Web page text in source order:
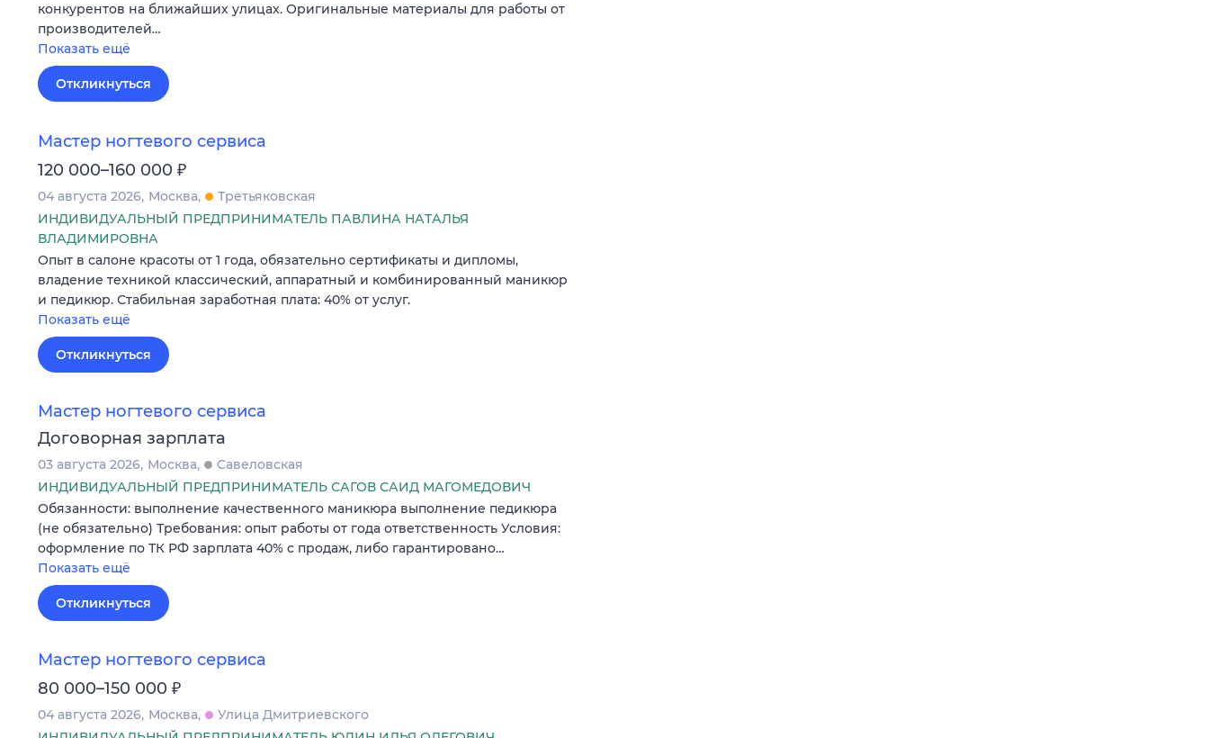
конкурентов на ближайших улицах. Оригинальные материалы для работы от
производителей…
Показать ещё
Откликнуться
Мастер ногтевого сервиса
120 000–160 000 ₽
04 августа 2026 Москва
Третьяковская
ИНДИВИДУАЛЬНЫЙ ПРЕДПРИНИМАТЕЛЬ ПАВЛИНА НАТАЛЬЯ
ВЛАДИМИРОВНА
Опыт в салоне красоты от 1 года, обязательно сертификаты и дипломы,
владение техникой классический, аппаратный и комбинированный маникюр
и педикюр. Стабильная заработная плата: 40% от услуг.
Показать ещё
Откликнуться
Мастер ногтевого сервиса
Договорная зарплата
03 августа 2026 Москва
Савеловская
ИНДИВИДУАЛЬНЫЙ ПРЕДПРИНИМАТЕЛЬ САГОВ САИД МАГОМЕДОВИЧ
Обязанности: выполнение качественного маникюра выполнение педикюра
(не обязательно) Требования: опыт работы от года ответственность Условия:
оформление по ТК РФ зарплата 40% с продаж, либо гарантировано…
Показать ещё
Откликнуться
Мастер ногтевого сервиса
80 000–150 000 ₽
04 августа 2026 Москва
Улица Дмитриевского